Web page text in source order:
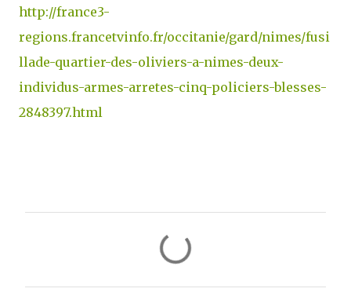
http://france3-
regions.francetvinfo.fr/occitanie/gard/nimes/fusi
llade-quartier-des-oliviers-a-nimes-deux-
individus-armes-arretes-cinq-policiers-blesses-
2848397.html